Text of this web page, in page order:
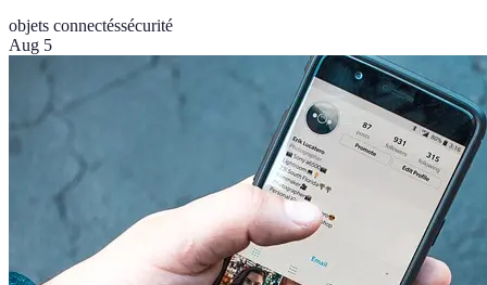
objets connectéssécurité
Aug 5